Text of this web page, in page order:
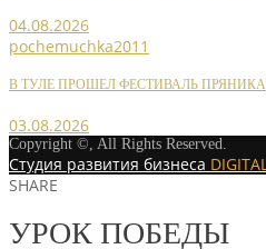
04.08.2026
pochemuchka2011
В ТУЛЕ ПРОШЕЛ ФЕСТИВАЛЬ ПРЯНИКА
03.08.2026
Copyright ©, All Rights Reserved.
Студия развития бизнеса
SHARE
УРОК ПОБЕДЫ